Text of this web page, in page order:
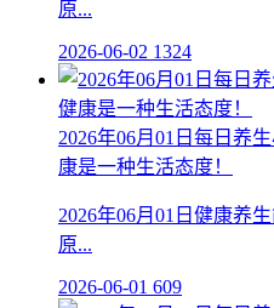
原...
2026-06-02 1324
2026年06月01日每日养
康是一种生活态度！
2026年06月01日健康养
原...
2026-06-01 609